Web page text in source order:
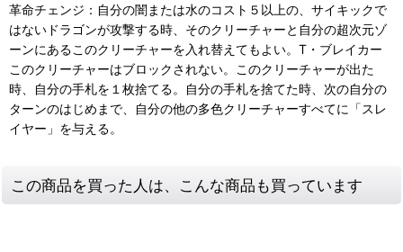
革命チェンジ：自分の闇または水のコスト５以上の、サイキックで
はないドラゴンが攻撃する時、そのクリーチャーと自分の超次元ゾ
ーンにあるこのクリーチャーを入れ替えてもよい。T・ブレイカー
このクリーチャーはブロックされない。このクリーチャーが出た
時、自分の手札を１枚捨てる。自分の手札を捨てた時、次の自分の
ターンのはじめまで、自分の他の多色クリーチャーすべてに「スレ
イヤー」を与える。
この商品を買った人は、こんな商品も買っています